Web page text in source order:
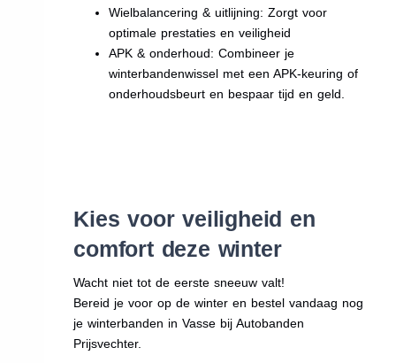
Wielbalancering & uitlijning: Zorgt voor
optimale prestaties en veiligheid
APK & onderhoud: Combineer je
winterbandenwissel met een APK-keuring of
onderhoudsbeurt en bespaar tijd en geld.
Kies voor veiligheid en
comfort deze winter
Wacht niet tot de eerste sneeuw valt!
Bereid je voor op de winter en bestel vandaag nog
je winterbanden in Vasse bij Autobanden
Prijsvechter.